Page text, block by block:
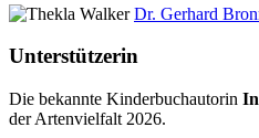
Dr. Gerhard
Unterstützerin
Die bekannte Kinderbuchautorin
der Artenvielfalt 2026.